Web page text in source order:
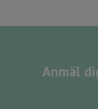
Anmäl